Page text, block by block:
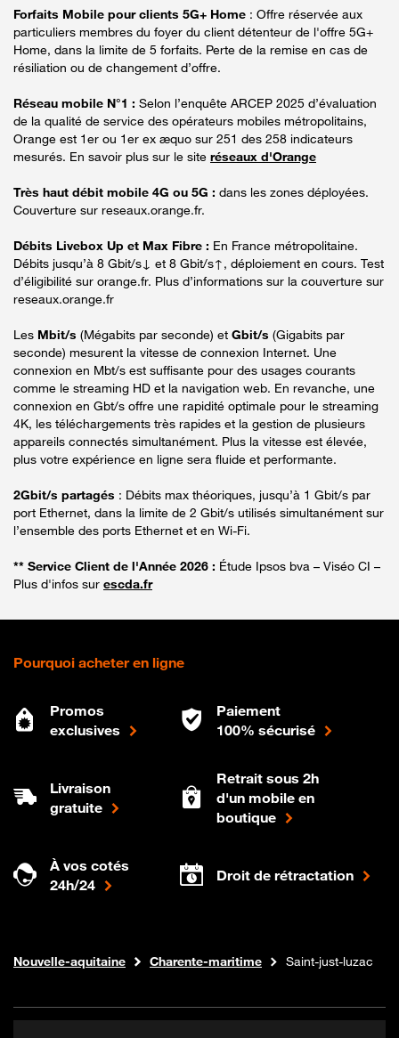
Forfaits Mobile pour clients 5G+ Home : Offre réservée aux
particuliers membres du foyer du client détenteur de l'offre 5G+
Home, dans la limite de 5 forfaits. Perte de la remise en cas de
résiliation ou de changement d’offre.
Réseau mobile N°1 : Selon l’enquête ARCEP 2025 d’évaluation
de la qualité de service des opérateurs mobiles métropolitains,
Orange est 1er ou 1er ex æquo sur 251 des 258 indicateurs
mesurés. En savoir plus sur le site réseaux d'Orange
Très haut débit mobile 4G ou 5G : dans les zones déployées.
Couverture sur reseaux.orange.fr.
Débits Livebox Up et Max Fibre : En France métropolitaine.
Débits jusqu’à 8 Gbit/s↓ et 8 Gbit/s↑, déploiement en cours. Test
d’éligibilité sur orange.fr. Plus d’informations sur la couverture sur
reseaux.orange.fr
Les Mbit/s (Mégabits par seconde) et Gbit/s (Gigabits par
seconde) mesurent la vitesse de connexion Internet. Une
connexion en Mbt/s est suffisante pour des usages courants
comme le streaming HD et la navigation web. En revanche, une
connexion en Gbt/s offre une rapidité optimale pour le streaming
4K, les téléchargements très rapides et la gestion de plusieurs
appareils connectés simultanément. Plus la vitesse est élevée,
plus votre expérience en ligne sera fluide et performante.
2Gbit/s partagés : Débits max théoriques, jusqu’à 1 Gbit/s par
port Ethernet, dans la limite de 2 Gbit/s utilisés simultanément sur
l’ensemble des ports Ethernet et en Wi-Fi.
** Service Client de l'Année 2026 : Étude Ipsos bva – Viséo CI –
Plus d'infos sur escda.fr
Pourquoi acheter en ligne
Promos
exclusives
Paiement
100% sécurisé
Livraison
gratuite
Retrait sous 2h
d'un mobile en
boutique
À vos cotés
24h/24
Droit de rétractation
Boutique Orange
Internet fibre
Nouvelle-aquitaine Charente-maritime Saint-just-luzac